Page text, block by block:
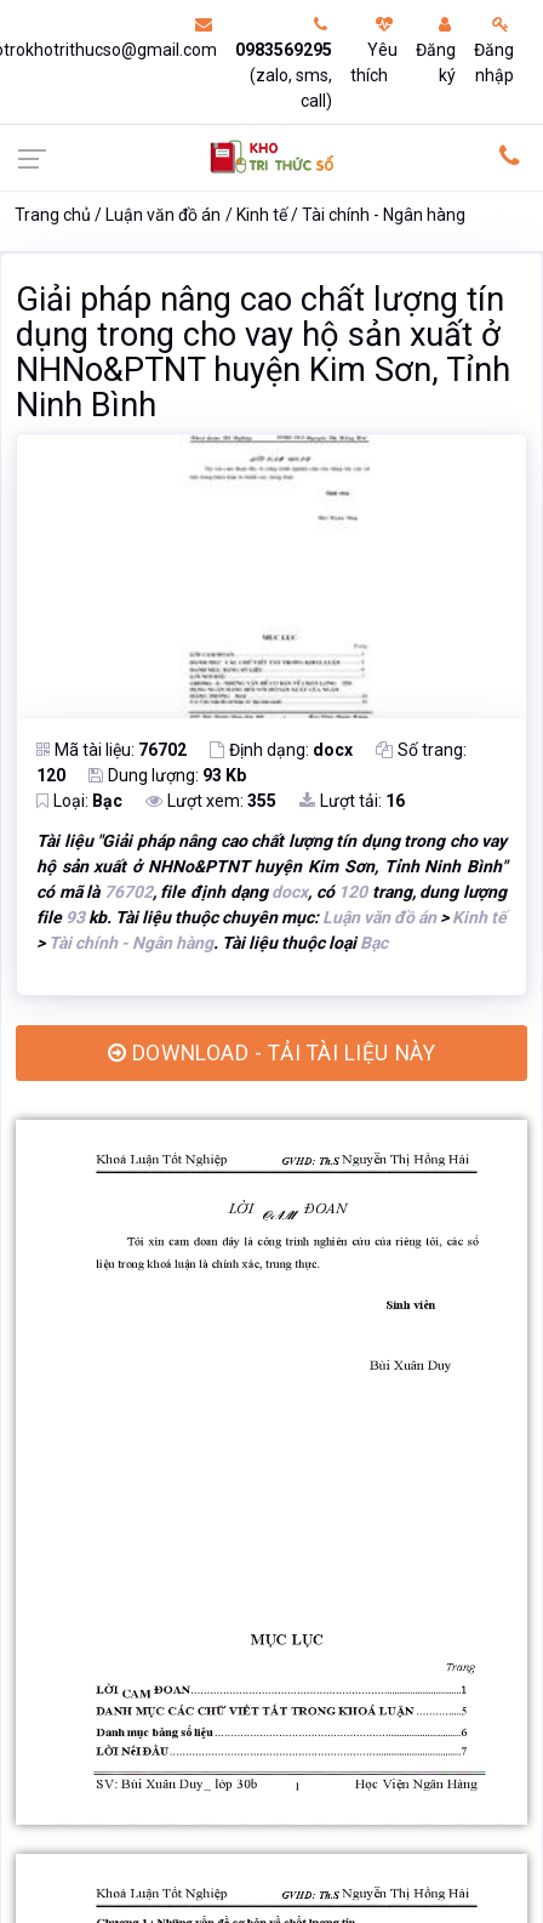
0983569295
(zalo, sms,
call)
Yêu
thích
Đăng
ký
Đăng
nhập
Trang chủ Luận văn đồ án Kinh tế Tài chính - Ngân hàng
Giải pháp nâng cao chất lượng tín
dụng trong cho vay hộ sản xuất ở
NHNo&PTNT huyện Kim Sơn, Tỉnh
Ninh Bình
Mã tài liệu: 76702 Định dạng: docx
Số trang:
120
Dung lượng: 93 Kb
Loại: Bạc Lượt xem: 355 Lượt tải: 16
Tài liệu "Giải pháp nâng cao chất lượng tín dụng trong cho vay
hộ sản xuất ở NHNo&PTNT huyện Kim Sơn, Tỉnh Ninh Bình"
có mã là 76702, file định dạngdocx, có 120trang, dung lượng
file 93kb. Tài liệu thuộc chuyên mục:Luận văn đồ án>Kinh tế
> Tài chính - Ngân hàng. Tài liệu thuộc loạiBạc
DOWNLOAD - TẢI TÀI LIỆU NÀY